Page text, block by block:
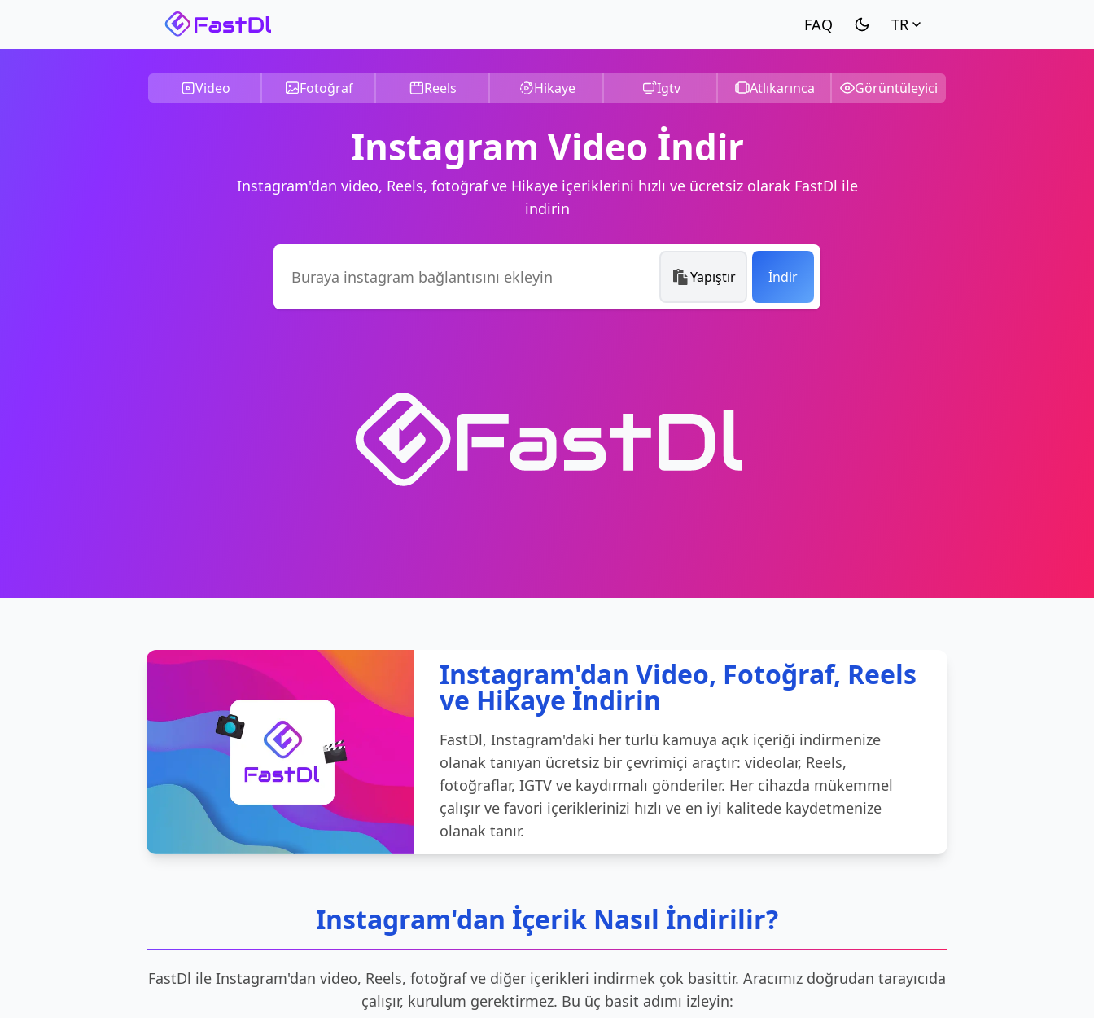
TR
Video Fotoğraf Reels Hikaye Igtv Atlıkarınca Görüntüleyici
Instagram Video İndir
Instagram'dan video, Reels, fotoğraf ve Hikaye içeriklerini hızlı ve ücretsiz olarak FastDl ile
indirin
Yapıştır İndir
Instagram'dan Video, Fotoğraf, Reels
ve Hikaye İndirin
FastDl, Instagram'daki her türlü kamuya açık içeriği indirmenize
olanak tanıyan ücretsiz bir çevrimiçi araçtır: videolar, Reels,
fotoğraflar, IGTV ve kaydırmalı gönderiler. Her cihazda mükemmel
çalışır ve favori içeriklerinizi hızlı ve en iyi kalitede kaydetmenize
olanak tanır.
Instagram'dan İçerik Nasıl İndirilir?
FastDl ile Instagram'dan video, Reels, fotoğraf ve diğer içerikleri indirmek çok basittir. Aracımız doğrudan tarayıcıda
çalışır, kurulum gerektirmez. Bu üç basit adımı izleyin: